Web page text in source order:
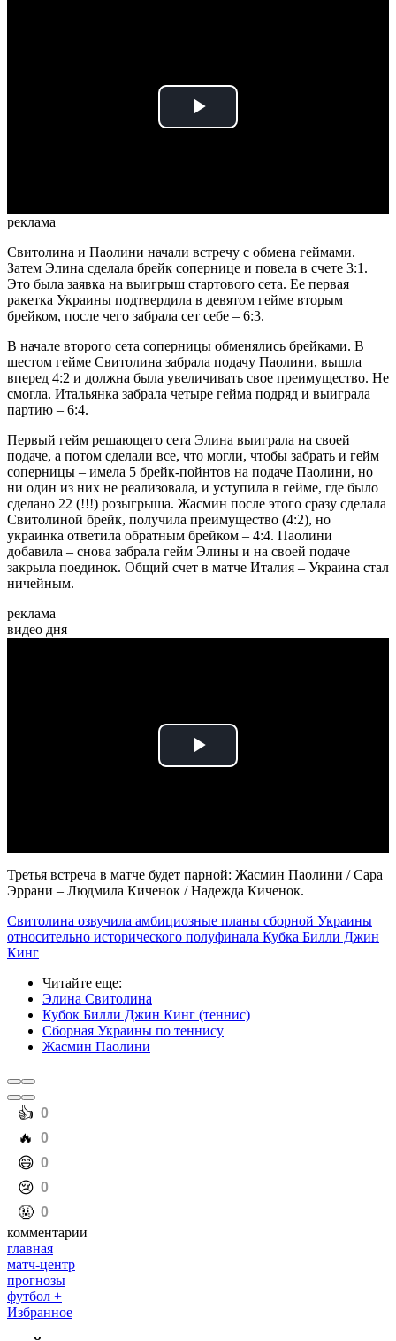
Play
реклама
Свитолина и Паолини начали встречу с обмена геймами.
Затем Элина сделала брейк сопернице и повела в счете 3:1.
Это была заявка на выигрыш стартового сета. Ее первая
ракетка Украины подтвердила в девятом гейме вторым
брейком, после чего забрала сет себе – 6:3.
В начале второго сета соперницы обменялись брейками. В
шестом гейме Свитолина забрала подачу Паолини, вышла
вперед 4:2 и должна была увеличивать свое преимущество. Не
смогла. Итальянка забрала четыре гейма подряд и выиграла
партию – 6:4.
Первый гейм решающего сета Элина выиграла на своей
подаче, а потом сделали все, что могли, чтобы забрать и гейм
соперницы – имела 5 брейк-пойнтов на подаче Паолини, но
ни один из них не реализовала, и уступила в гейме, где было
сделано 22 (!!!) розыгрыша. Жасмин после этого сразу сделала
Свитолиной брейк, получила преимущество (4:2), но
украинка ответила обратным брейком – 4:4. Паолини
добавила – снова забрала гейм Элины и на своей подаче
закрыла поединок. Общий счет в матче Италия – Украина стал
ничейным.
реклама
видео дня
Play
Третья встреча в матче будет парной: Жасмин Паолини / Сара
Эррани – Людмила Киченок / Надежда Киченок.
Свитолина озвучила амбициозные планы сборной Украины
относительно исторического полуфинала Кубка Билли Джин
Кинг
Читайте еще:
Элина Свитолина
Кубок Билли Джин Кинг (теннис)
Сборная Украины по теннису
Жасмин Паолини
️👍 0
️🔥 0
️😄 0
️😢 0
️🤬 0
комментарии